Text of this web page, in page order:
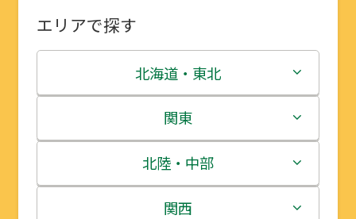
エリアで探す
北海道・東北
北海道
青森県
岩手県
関東
茨城県
栃木県
北陸・中部
新潟県
関西